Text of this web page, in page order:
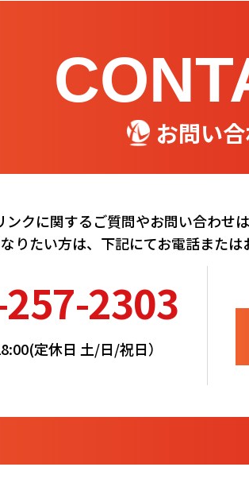
お問い
ンクに関するご質問やお問い合わせ
りたい方は、下記にてお電話または
2303
定休日 土/日/祝日）